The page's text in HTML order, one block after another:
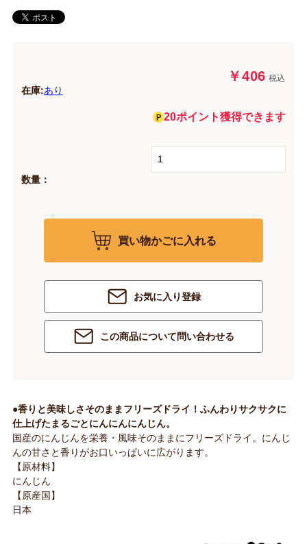
￥406 税込
在庫:あり
20ポイント獲得できます
数量：
買い物かごに入れる
お気に入り登録
この商品について問い合わせる
●香りと美味しさそのままフリーズドライ！ふんわりサクサクに
仕上げたまるごとにんにんにんじん。
国産のにんじんを栄養・風味そのままにフリーズドライ。にんじ
んの甘さと香りがお口いっぱいに広がります。
【原材料】
にんじん
【原産国】
日本